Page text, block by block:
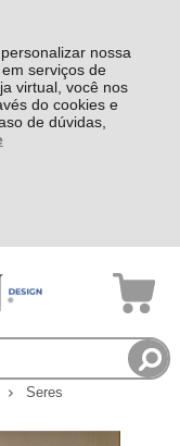
nossa
serviços de
virtual, você nos
do cookies e
de dúvidas,
Seres